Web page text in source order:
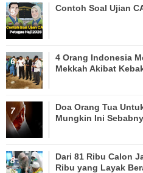
Contoh Soal Ujian
4 Orang Indonesia
Mekkah Akibat
Doa Orang Tua
Mungkin Ini
Dari 81 Ribu Calon
Ribu yang Layak